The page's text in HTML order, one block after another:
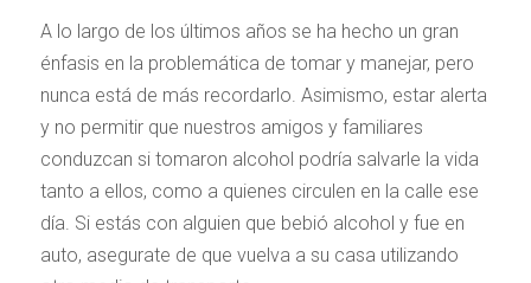
A lo largo de los últimos años se ha hecho un gran
énfasis en la problemática de tomar y manejar, pero
nunca está de más recordarlo. Asimismo, estar alerta
y no permitir que nuestros amigos y familiares
conduzcan si tomaron alcohol podría salvarle la vida
tanto a ellos, como a quienes circulen en la calle ese
día. Si estás con alguien que bebió alcohol y fue en
auto, asegurate de que vuelva a su casa utilizando